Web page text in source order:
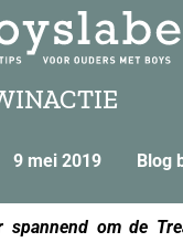
9 mei 2019 Blog
spannend om de